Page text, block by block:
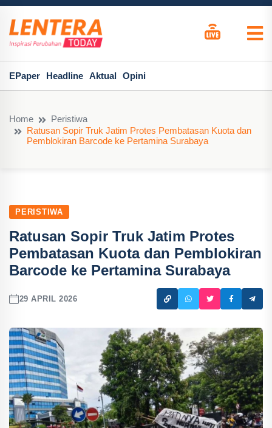
EPaper Headline Aktual Opini
Home
Peristiwa
Ratusan Sopir Truk Jatim Protes Pembatasan Kuota dan
Pemblokiran Barcode ke Pertamina Surabaya
PERISTIWA
Ratusan Sopir Truk Jatim Protes
Pembatasan Kuota dan Pemblokiran
Barcode ke Pertamina Surabaya
29 APRIL 2026